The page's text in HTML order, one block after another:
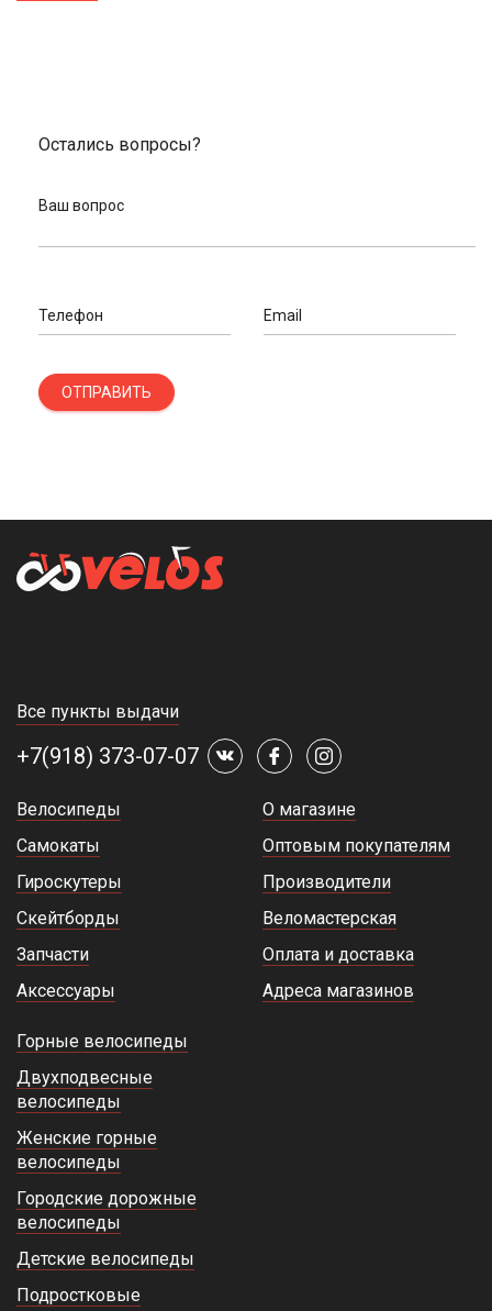
Остались вопросы?
Ваш вопрос
Телефон Email
ОТПРАВИТЬ
Все пункты выдачи
+7(918) 373-07-07
Велосипеды
Самокаты
Гироскутеры
Скейтборды
Запчасти
Аксессуары
О магазине
Оптовым покупателям
Производители
Веломастерская
Оплата и доставка
Адреса магазинов
Горные велосипеды
Двухподвесные
велосипеды
Женские горные
велосипеды
Городские дорожные
велосипеды
Детские велосипеды
Подростковые